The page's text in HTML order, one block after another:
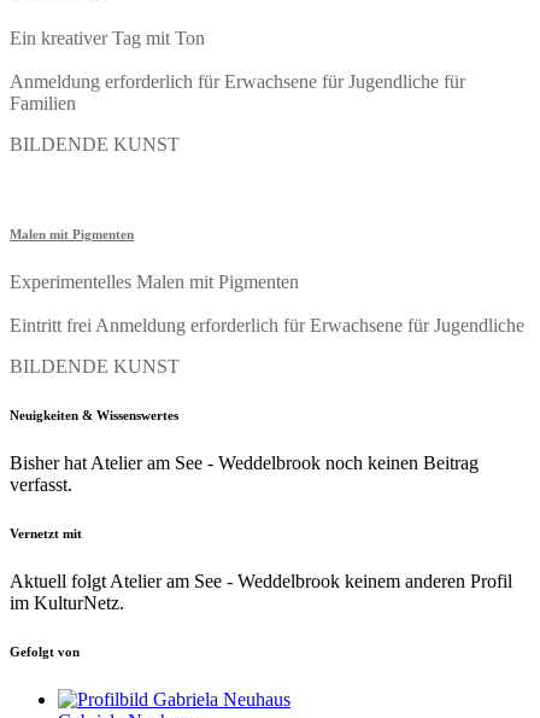
Ein kreativer Tag mit Ton
Anmeldung erforderlich für Erwachsene für Jugendliche für
Familien
BILDENDE KUNST
Malen mit Pigmenten
Experimentelles Malen mit Pigmenten
Eintritt frei Anmeldung erforderlich für Erwachsene für Jugendliche
BILDENDE KUNST
Neuigkeiten & Wissenswertes
Bisher hat Atelier am See - Weddelbrook noch keinen Beitrag
verfasst.
Vernetzt mit
Aktuell folgt Atelier am See - Weddelbrook keinem anderen Profil
im KulturNetz.
Gefolgt von